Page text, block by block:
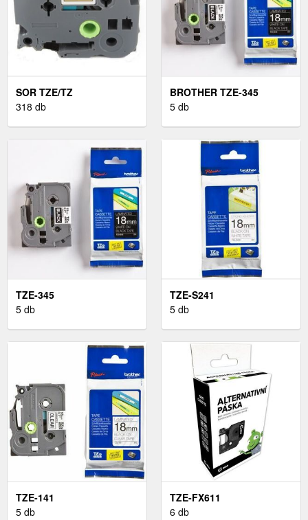
SOR TZE/TZ
318 db
BROTHER TZE-345
5 db
TZE-345
5 db
TZE-S241
5 db
TZE-141
5 db
TZE-FX611
6 db